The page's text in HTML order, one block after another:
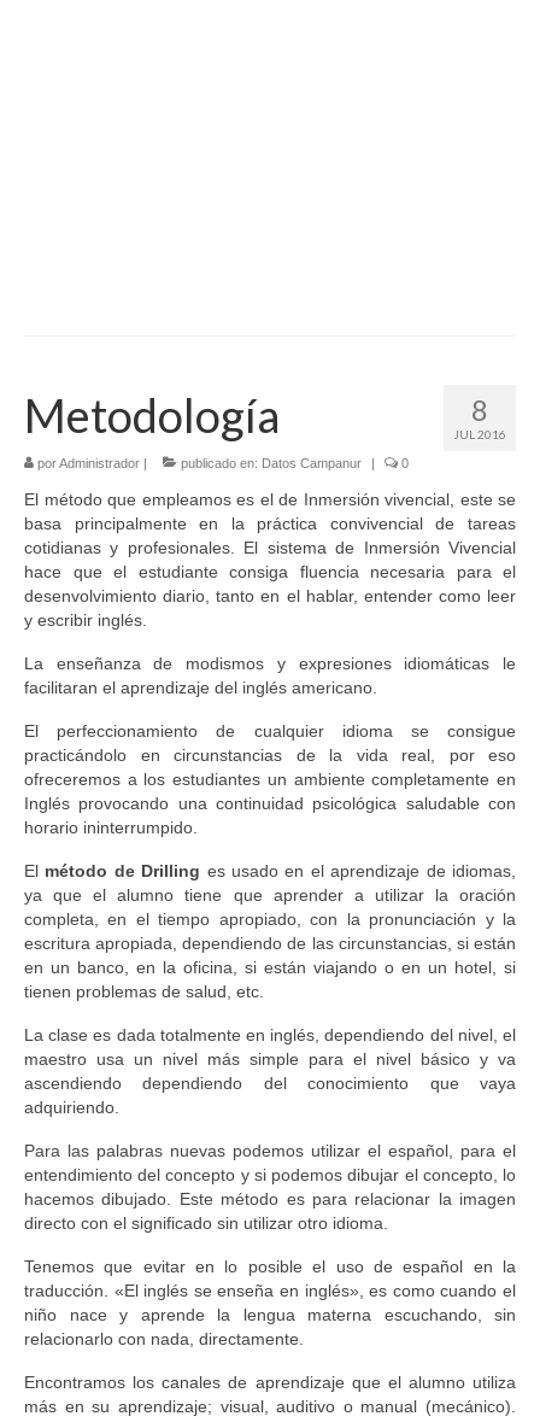
8
JUL 2016
Metodología
porAdministrador | publicado en: Datos Campanur | 0
El método que empleamos es el de Inmersión vivencial, este se
basa principalmente en la práctica convivencial de tareas
cotidianas y profesionales. El sistema de Inmersión Vivencial
hace que el estudiante consiga fluencia necesaria para el
desenvolvimiento diario, tanto en el hablar, entender como leer
y escribir inglés.
La enseñanza de modismos y expresiones idiomáticas le
facilitaran el aprendizaje del inglés americano.
El perfeccionamiento de cualquier idioma se consigue
practicándolo en circunstancias de la vida real, por eso
ofreceremos a los estudiantes un ambiente completamente en
Inglés provocando una continuidad psicológica saludable con
horario ininterrumpido.
El método de Drilling es usado en el aprendizaje de idiomas,
ya que el alumno tiene que aprender a utilizar la oración
completa, en el tiempo apropiado, con la pronunciación y la
escritura apropiada, dependiendo de las circunstancias, si están
en un banco, en la oficina, si están viajando o en un hotel, si
tienen problemas de salud, etc.
La clase es dada totalmente en inglés, dependiendo del nivel, el
maestro usa un nivel más simple para el nivel básico y va
ascendiendo dependiendo del conocimiento que vaya
adquiriendo.
Para las palabras nuevas podemos utilizar el español, para el
entendimiento del concepto y si podemos dibujar el concepto, lo
hacemos dibujado. Este método es para relacionar la imagen
directo con el significado sin utilizar otro idioma.
Tenemos que evitar en lo posible el uso de español en la
traducción. «El inglés se enseña en inglés», es como cuando el
niño nace y aprende la lengua materna escuchando, sin
relacionarlo con nada, directamente.
Encontramos los canales de aprendizaje que el alumno utiliza
más en su aprendizaje; visual, auditivo o manual (mecánico).